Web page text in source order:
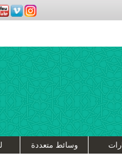
وسائط متعددة